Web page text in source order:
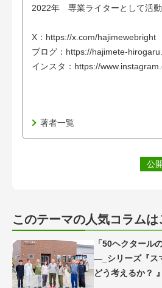
2022年 専業ライターとして活動
X：https://x.com/hajimewebright
ブログ：https://hajimete-
インスタ：https://
著者一覧
公
このテーマの人気コラムは
「50ヘクタール
―_シリーズ『ス
どう考えるか？